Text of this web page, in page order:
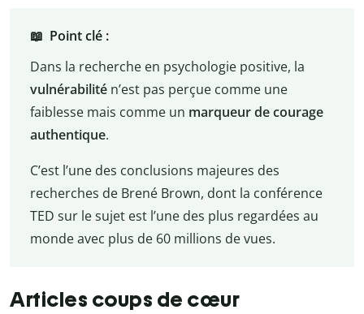
📖 Point clé :
Dans la recherche en psychologie positive, la
vulnérabilité n’est pas perçue comme une
faiblesse mais comme un marqueur de courage
authentique.
C’est l’une des conclusions majeures des
recherches de Brené Brown, dont la conférence
TED sur le sujet est l’une des plus regardées au
monde avec plus de 60 millions de vues.
Articles coups de cœur